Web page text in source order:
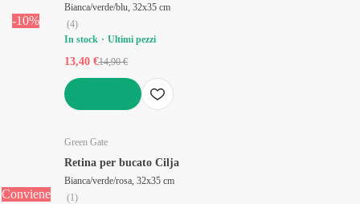
-10%
Bianca/verde/blu, 32x35 cm
(4)
In stock
Ultimi pezzi
13,40 €14,90 €
Conviene
Green Gate
Retina per bucato Cilja
Bianca/verde/rosa, 32x35 cm
(1)